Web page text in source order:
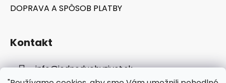
DOPRAVA A SPÔSOB PLATBY
Kontakt
info@jednoduchyzivot.sk